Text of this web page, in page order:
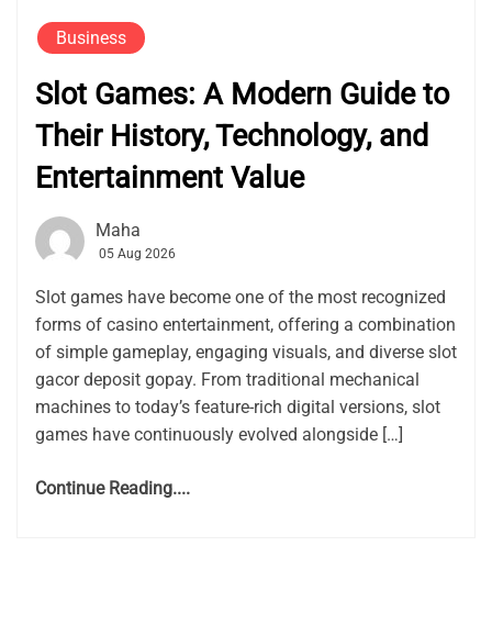
Business
Slot Games: A Modern Guide to
Their History, Technology, and
Entertainment Value
Maha
05 Aug 2026
Slot games have become one of the most recognized
forms of casino entertainment, offering a combination
of simple gameplay, engaging visuals, and diverse slot
gacor deposit gopay. From traditional mechanical
machines to today’s feature-rich digital versions, slot
games have continuously evolved alongside […]
Continue Reading....